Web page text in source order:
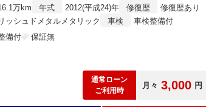
万km 年式 2012(平成24)年 修復歴
修復歴あり
ッシュドメタルメタリック 車検
車検整備付
備付
保証無
通常ローン
ご利用時
月々 3,000 円